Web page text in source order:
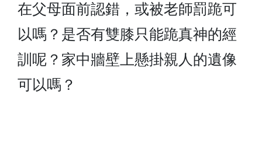
在父母面前認錯，或被老師罰跪可
以嗎？是否有雙膝只能跪真神的經
訓呢？家中牆壁上懸掛親人的遺像
可以嗎？